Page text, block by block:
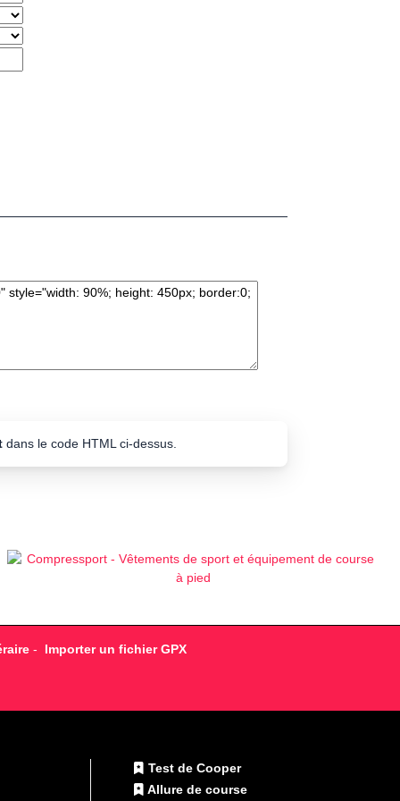
dans le code HTML ci-dessus.
- Importer un fichier GPX
Test de Cooper
Allure de course